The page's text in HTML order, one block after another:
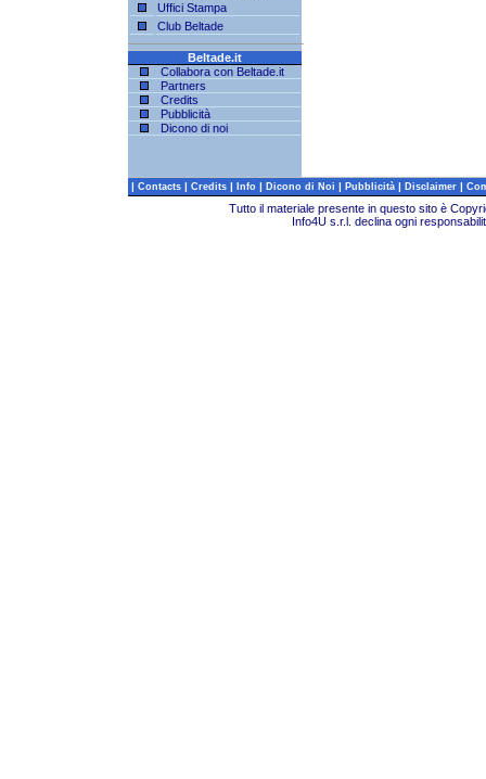
Uffici Stampa
Club Beltade
Beltade.it
Collabora con Beltade.it
Partners
Credits
Pubblicità
Dicono di noi
| Contacts | Credits | Info | Dicono di Noi | Pubblicità | Disclaimer |
Tutto il materiale presente in questo sito è
Info4U s.r.l. declina ogni